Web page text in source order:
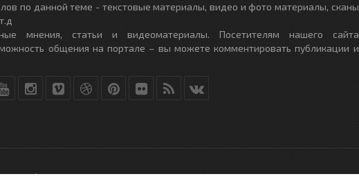
по данной теме - текстовые материалы, видео и фото материалы, сканы
мнения, статьи и видеоматериалы. Посетителям нашего сайта
общения на портале – вы можете комментировать публикации и
Разработано студиейDLE-THEME.RU- All Rights Reserved.